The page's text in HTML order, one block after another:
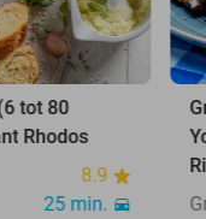
tot 80
Rhodos
8.9
25 min.